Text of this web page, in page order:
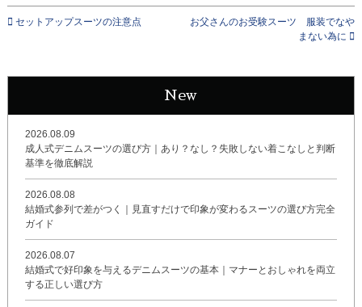
セットアップスーツの注意点
お父さんのお受験スーツ 服装でなや
まない為に
New
2026.08.09
成人式デニムスーツの選び方｜あり？なし？失敗しない着こなしと判断
基準を徹底解説
2026.08.08
結婚式参列で差がつく｜見直すだけで印象が変わるスーツの選び方完全
ガイド
2026.08.07
結婚式で好印象を与えるデニムスーツの基本｜マナーとおしゃれを両立
する正しい選び方